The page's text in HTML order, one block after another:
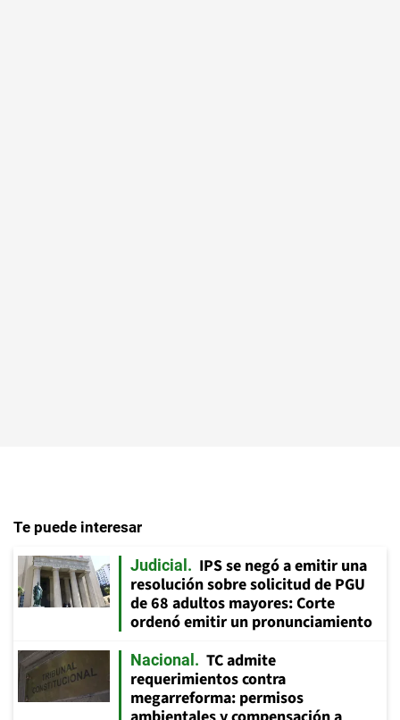
Te puede interesar
Judicial
IPS se negó a emitir una
resolución sobre solicitud de PGU
de 68 adultos mayores: Corte
ordenó emitir un pronunciamiento
Nacional
TC admite
requerimientos contra
megarreforma: permisos